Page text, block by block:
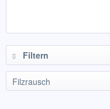
Filtern